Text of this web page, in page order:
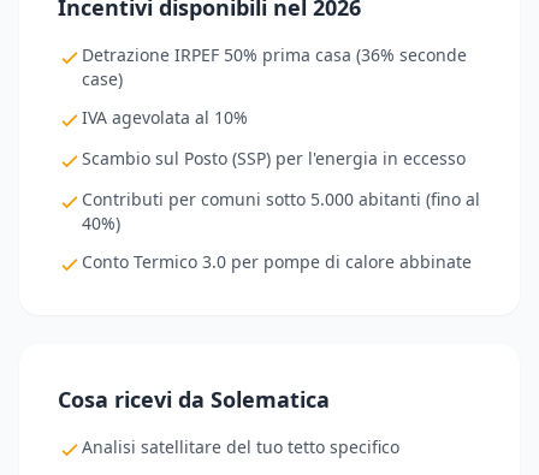
Incentivi disponibili nel 2026
Detrazione IRPEF 50% prima casa (36% seconde
case)
IVA agevolata al 10%
Scambio sul Posto (SSP) per l'energia in eccesso
Contributi per comuni sotto 5.000 abitanti (fino al
40%)
Conto Termico 3.0 per pompe di calore abbinate
Cosa ricevi da Solematica
Analisi satellitare del tuo tetto specifico